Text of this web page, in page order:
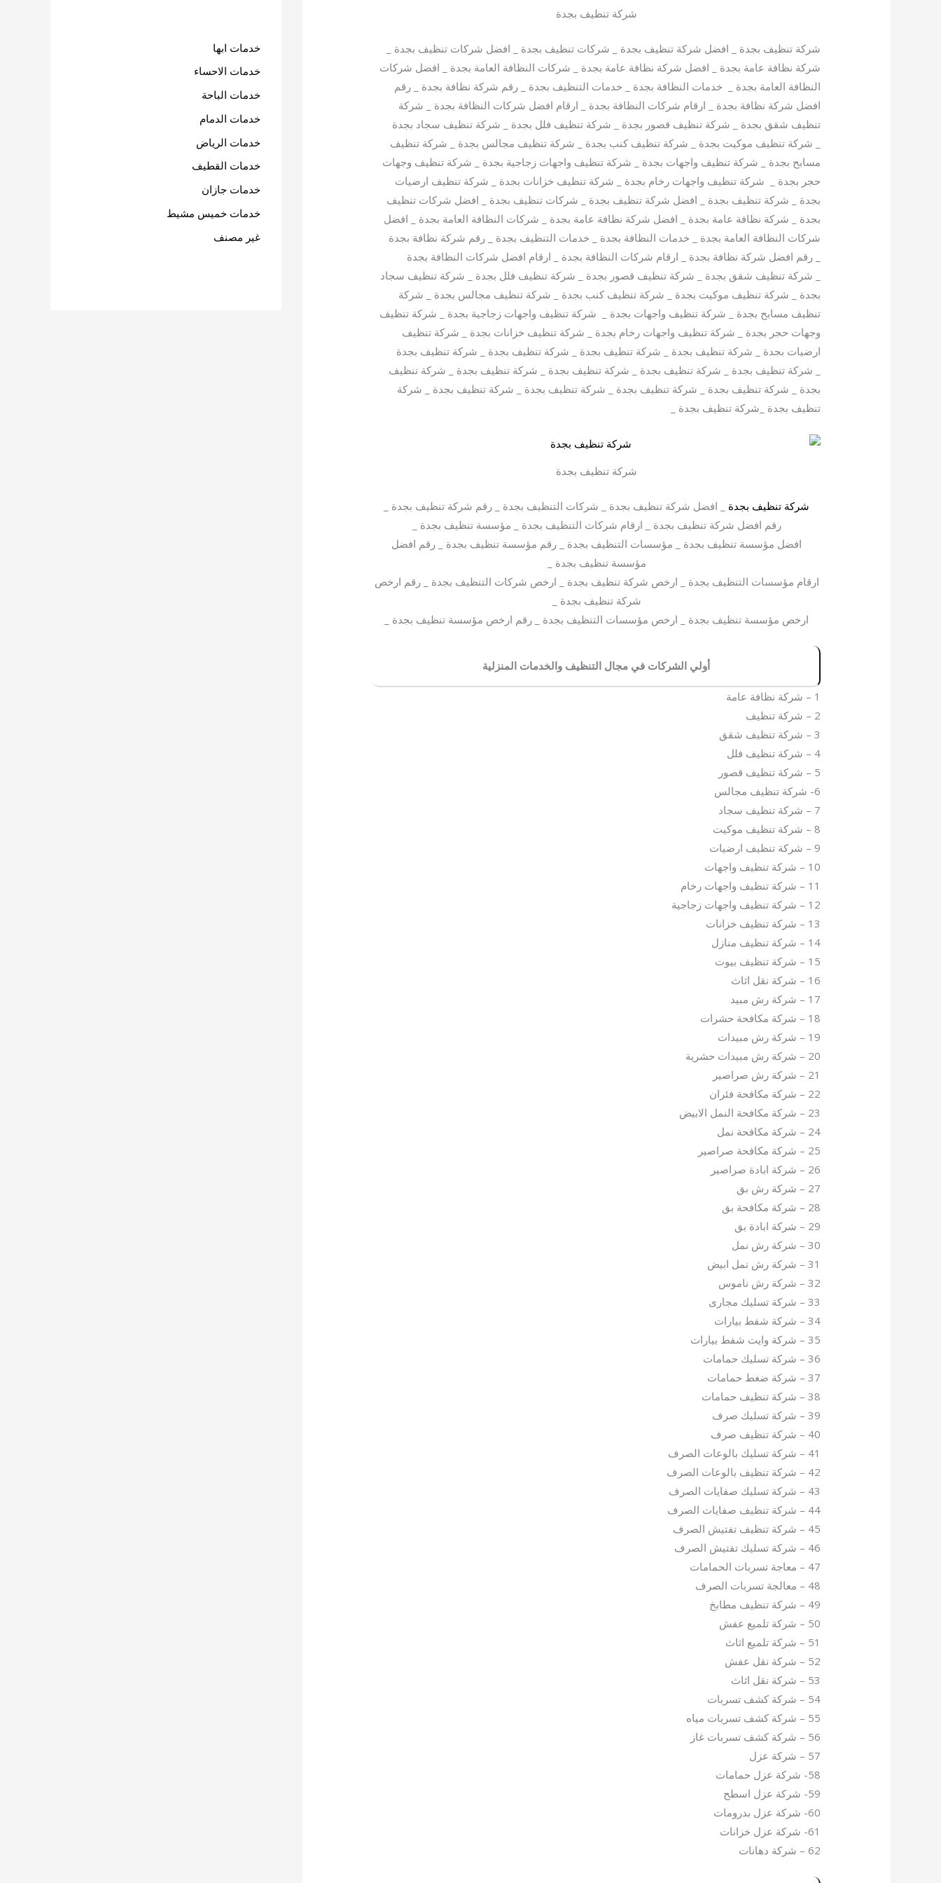
شركة تنظيف بجدة
شركة تنظيف بجدة _ افضل شركة تنظيف بجدة _ شركات تنظيف بجدة _ افضل شركات تنظيف بجدة _
شركة نظافة عامة بجدة _ افضل شركة نظافة عامة بجدة _ شركات النظافة العامة بجدة _ افضل شركات
النظافة العامة بجدة _ خدمات النظافة بجدة _ خدمات التنظيف بجدة _ رقم شركة نظافة بجدة _ رقم
افضل شركة نظافة بجدة _ ارقام شركات النظافة بجدة _ ارقام افضل شركات النظافة بجدة _ شركة
تنظيف شقق بجدة _ شركة تنظيف قصور بجدة _ شركة تنظيف فلل بجدة _ شركة تنظيف سجاد بجدة
_ شركة تنظيف موكيت بجدة _ شركة تنظيف كنب بجدة _ شركة تنظيف مجالس بجدة _ شركة تنظيف
مسابح بجدة _ شركة تنظيف واجهات بجدة _ شركة تنظيف واجهات زجاجية بجدة _ شركة تنظيف وجهات
حجر بجدة _ شركة تنظيف واجهات رخام بجدة _ شركة تنظيف خزانات بجدة _ شركة تنظيف ارضيات
بجدة _ شركة تنظيف بجدة _ افضل شركة تنظيف بجدة _ شركات تنظيف بجدة _ افضل شركات تنظيف
بجدة _ شركة نظافة عامة بجدة _ افضل شركة نظافة عامة بجدة _ شركات النظافة العامة بجدة _ افضل
شركات النظافة العامة بجدة _ خدمات النظافة بجدة _ خدمات التنظيف بجدة _ رقم شركة نظافة بجدة
_ رقم افضل شركة نظافة بجدة _ ارقام شركات النظافة بجدة _ ارقام افضل شركات النظافة بجدة
_ شركة تنظيف شقق بجدة _ شركة تنظيف قصور بجدة _ شركة تنظيف فلل بجدة _ شركة تنظيف سجاد
بجدة _ شركة تنظيف موكيت بجدة _ شركة تنظيف كنب بجدة _ شركة تنظيف مجالس بجدة _ شركة
تنظيف مسابح بجدة _ شركة تنظيف واجهات بجدة _ شركة تنظيف واجهات زجاجية بجدة _ شركة تنظيف
وجهات حجر بجدة _ شركة تنظيف واجهات رخام بجدة _ شركة تنظيف خزانات بجدة _ شركة تنظيف
ارضيات بجدة _ شركة تنظيف بجدة _ شركة تنظيف بجدة _ شركة تنظيف بجدة _ شركة تنظيف بجدة
_ شركة تنظيف بجدة _ شركة تنظيف بجدة _ شركة تنظيف بجدة _ شركة تنظيف بجدة _ شركة تنظيف
بجدة _ شركة تنظيف بجدة _ شركة تنظيف بجدة _ شركة تنظيف بجدة _ شركة تنظيف بجدة _ شركة
تنظيف بجدة _شركة تنظيف بجدة _
شركة تنظيف بجدة
شركة تنظيف بجدة
_ افضل شركة تنظيف بجدة _ شركات التنظيف بجدة _ رقم شركة تنظيف بجدة _
رقم افضل شركة تنظيف بجدة _ ارقام شركات التنظيف بجدة _ مؤسسة تنظيف بجدة _
افضل مؤسسة تنظيف بجدة _ مؤسسات التنظيف بجدة _ رقم مؤسسة تنظيف بجدة _ رقم افضل
مؤسسة تنظيف بجدة _
ارقام مؤسسات التنظيف بجدة _ ارخص شركة تنظيف بجدة _ ارخص شركات التنظيف بجدة _ رقم ارخص
شركة تنظيف بجدة _
ارخص مؤسسة تنظيف بجدة _ ارخص مؤسسات التنظيف بجدة _ رقم ارخص مؤسسة تنظيف بجدة _
أولي الشركات في مجال التنظيف والخدمات المنزلية
1 – شركة نظافة عامة
2 – شركة تنظيف
3 – شركة تنظيف شقق
4 – شركة تنظيف فلل
5 – شركة تنظيف قصور
6- شركة تنظيف مجالس
7 – شركة تنظيف سجاد
8 – شركة تنظيف موكيت
9 – شركة تنظيف ارضيات
10 – شركة تنظيف واجهات
11 – شركة تنظيف واجهات رخام
12 – شركة تنظيف واجهات زجاجية
13 – شركة تنظيف خزانات
14 – شركة تنظيف منازل
15 – شركة تنظيف بيوت
16 – شركة نقل اثاث
17 – شركة رش مبيد
18 – شركة مكافحة حشرات
19 – شركة رش مبيدات
20 – شركة رش مبيدات حشرية
21 – شركة رش صراصير
22 – شركة مكافحة فئران
23 – شركة مكافحة النمل الابيض
24 – شركة مكافحة نمل
25 – شركة مكافحة صراصير
26 – شركة ابادة صراصير
27 – شركة رش بق
28 – شركة مكافحة بق
29 – شركة ابادة بق
30 – شركة رش نمل
31 – شركة رش نمل ابيض
32 – شركة رش ناموس
33 – شركة تسليك مجارى
34 – شركة شفط بيارات
35 – شركة وايت شفط بيارات
36 – شركة تسليك حمامات
37 – شركة ضغط حمامات
38 – شركة تنظيف حمامات
39 – شركة تسليك صرف
40 – شركة تنظيف صرف
41 – شركة تسليك بالوعات الصرف
42 – شركة تنظيف بالوعات الصرف
43 – شركة تسليك صفايات الصرف
44 – شركة تنظيف صفايات الصرف
45 – شركة تنظيف تفتيش الصرف
46 – شركة تسليك تفتيش الصرف
47 – معاجة تسربات الحمامات
48 – معالجة تسربات الصرف
49 – شركة تنظيف مطابخ
50 – شركة تلميع عفش
51 – شركة تلميع اثاث
52 – شركة نقل عفش
53 – شركة نقل اثاث
54 – شركة كشف تسربات
55 – شركة كشف تسربات مياه
56 – شركة كشف تسربات غاز
57 – شركة عزل
58- شركة عزل حمامات
59- شركة عزل اسطح
60- شركة عزل بدرومات
61- شركة عزل خزانات
62 – شركة دهانات
خدمات ابها
خدمات الاحساء
خدمات الباحة
خدمات الدمام
خدمات الرياض
خدمات القطيف
خدمات جازان
خدمات خميس مشيط
غير مصنف